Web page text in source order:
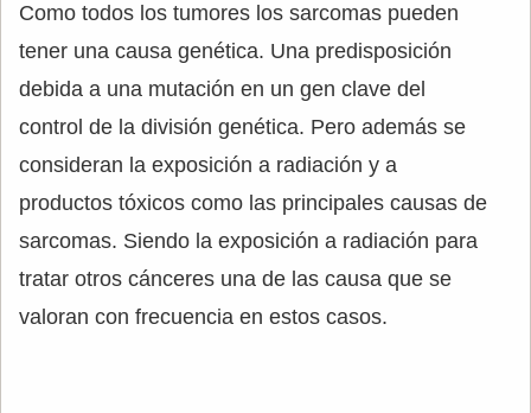
Como todos los tumores los sarcomas pueden
tener una causa genética. Una predisposición
debida a una mutación en un gen clave del
control de la división genética. Pero además se
consideran la exposición a radiación y a
productos tóxicos como las principales causas de
sarcomas. Siendo la exposición a radiación para
tratar otros cánceres una de las causa que se
valoran con frecuencia en estos casos.